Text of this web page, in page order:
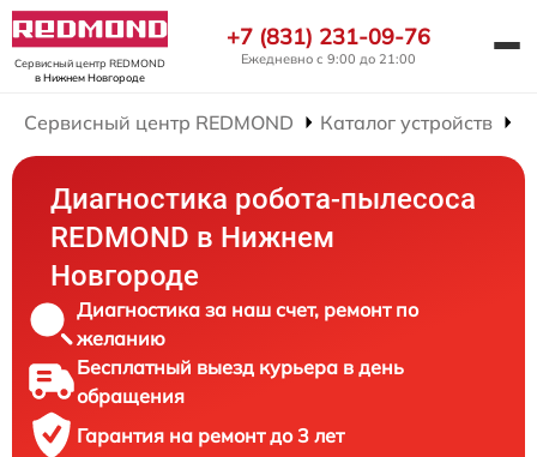
Сервисный центр REDMOND
в Нижнем Новгороде
+7 (831) 231-09-76
Ежедневно с 9:00 до 21:00
Сервисный центр REDMOND Каталог устройств
Диагностика робота-пылесоса
REDMOND в Нижнем
Новгороде
Диагностика за наш счет, ремонт по
желанию
Бесплатный выезд курьера в день
обращения
Гарантия на ремонт до 3 лет